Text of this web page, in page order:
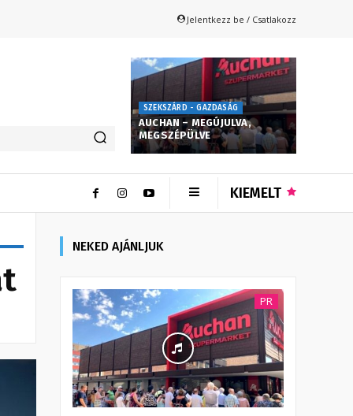
Jelentkezz be / Csatlakozz
SZEKSZÁRD - GAZDASÁG
AUCHAN – MEGÚJULVA,
MEGSZÉPÜLVE
KIEMELT
NEKED AJÁNLJUK
PR